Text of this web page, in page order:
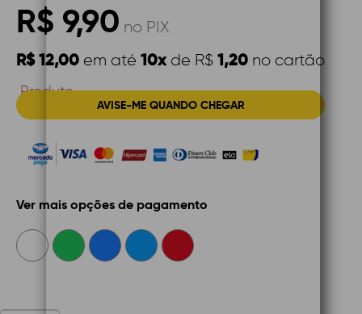
R$ 9,90 no PIX
R$ 12,00 em até 10xde R$ 1,20 no cartão
AVISE-ME QUANDO CHEGAR
Produto
Indisponível
Ver mais opções de pagamento